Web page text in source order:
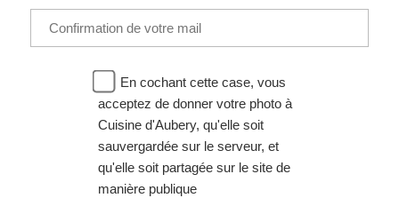
En cochant cette case, vous
acceptez de donner votre photo à
Cuisine d'Aubery, qu'elle soit
sauvergardée sur le serveur, et
qu'elle soit partagée sur le site de
manière publique